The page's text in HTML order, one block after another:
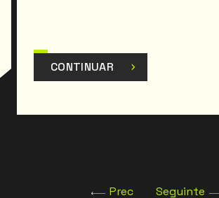
CONTINUAR
Prec Seguinte